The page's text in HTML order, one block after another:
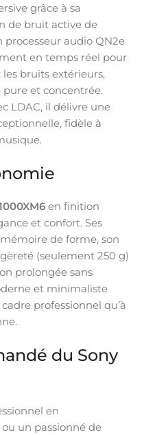
grâce à sa
de bruit active de
processeur audio QN2e
en temps réel pour
bruits extérieurs,
et concentrée.
LDAC, il délivre une
fidèle à
en finition
et confort. Ses
de forme, son
(seulement 250 g)
prolongée sans
et minimaliste
professionnel qu’à
du Sony
en
un passionné de